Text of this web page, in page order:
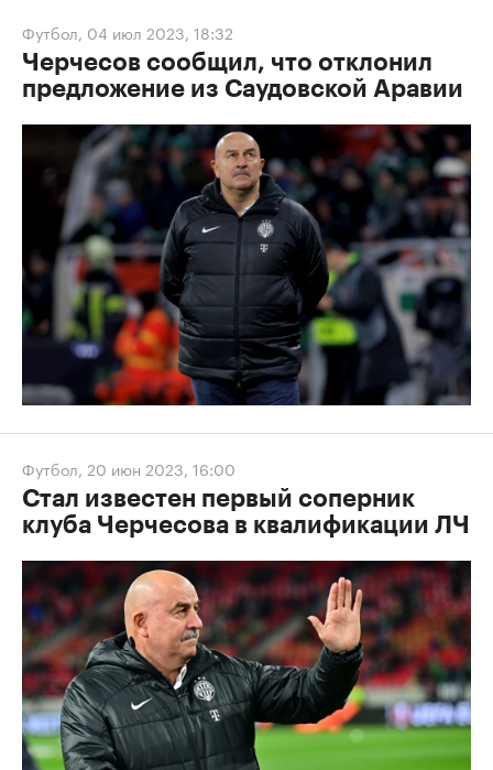
Футбол, 04 июл 2023, 18:32
Черчесов сообщил, что отклонил
предложение из Саудовской Аравии
Футбол, 20 июн 2023, 16:00
Стал известен первый соперник
клуба Черчесова в квалификации ЛЧ